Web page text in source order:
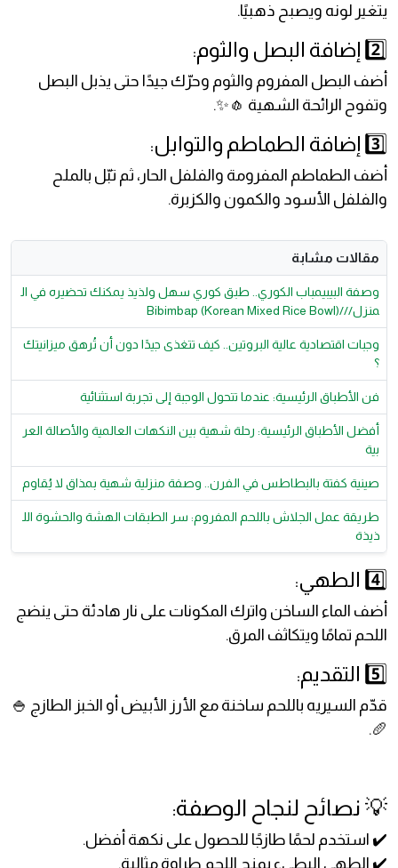
يتغير لونه ويصبح ذهبيًا.
2️⃣ إضافة البصل والثوم:
أضف البصل المفروم والثوم وحرّك جيدًا حتى يذبل البصل
وتفوح الرائحة الشهية 🧄✨.
3️⃣ إضافة الطماطم والتوابل:
أضف الطماطم المفرومة والفلفل الحار، ثم تبّل بالملح
والفلفل الأسود والكمون والكزبرة.
مقالات مشابة
وصفة البيبيمباب الكوري.. طبق كوري سهل ولذيذ يمكنك تحضيره في ال
منزل///Bibimbap (Korean Mixed Rice Bowl)
وجبات اقتصادية عالية البروتين.. كيف تتغذى جيدًا دون أن تُرهق ميزانيتك
؟
فن الأطباق الرئيسية: عندما تتحول الوجبة إلى تجربة استثنائية
أفضل الأطباق الرئيسية: رحلة شهية بين النكهات العالمية والأصالة العر
بية
صينية كفتة بالبطاطس في الفرن.. وصفة منزلية شهية بمذاق لا يُقاوم
طريقة عمل الجلاش باللحم المفروم: سر الطبقات الهشة والحشوة الل
ذيذة
4️⃣ الطهي:
أضف الماء الساخن واترك المكونات على نار هادئة حتى ينضج
اللحم تمامًا ويتكاثف المرق.
5️⃣ التقديم:
قدّم السيريه باللحم ساخنة مع الأرز الأبيض أو الخبز الطازج 🍚
🥖.
💡 نصائح لنجاح الوصفة:
✔️ استخدم لحمًا طازجًا للحصول على نكهة أفضل.
✔️ الطهي البطيء يمنح اللحم طراوة مثالية.